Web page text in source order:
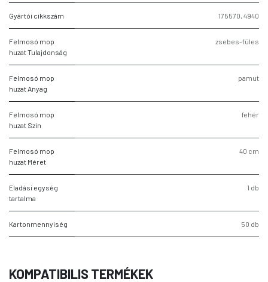
Gyártói cikkszám 175570 4940
Felmosó mop
huzat Tulajdonság
zsebes-füles
Felmosó mop
huzat Anyag
pamut
Felmosó mop
huzat Szín
fehér
Felmosó mop
huzat Méret
40 cm
Eladási egység
tartalma
1 db
Kartonmennyiség 50 db
KOMPATIBILIS TERMÉKEK